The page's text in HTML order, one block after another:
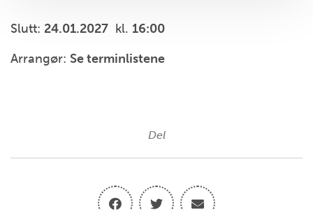
Slutt: 24.01.2027 kl. 16:00
Arrangør: Se terminlistene
Del